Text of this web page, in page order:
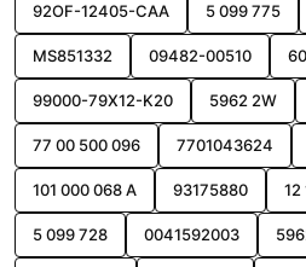
92OF-12405-CAA 5 099 775
MS851332 09482-00510
99000-79X12-K20 5962 2W
77 00 500 096 7701043624
101 000 068 A 93175880 12
5 099 728 0041592003